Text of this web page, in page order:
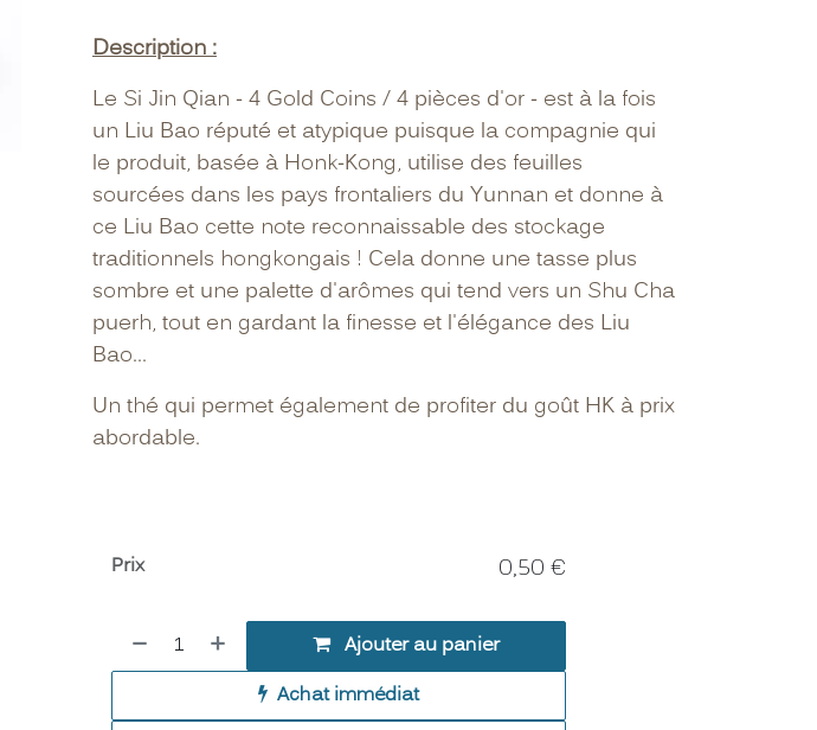
Description :
Le Si Jin Qian - 4 Gold Coins / 4 pièces d'or - est à la fois
un Liu Bao réputé et atypique puisque la compagnie qui
le produit, basée à Honk-Kong, utilise des feuilles
sourcées dans les pays frontaliers du Yunnan et donne à
ce Liu Bao cette note reconnaissable des stockage
traditionnels hongkongais ! Cela donne une tasse plus
sombre et une palette d'arômes qui tend vers un Shu Cha
puerh, tout en gardant la finesse et l'élégance des Liu
Bao...
Un thé qui permet également de profiter du goût HK à prix
abordable.
Ajouter au panier
Achat immédiat
Prix 0,50 €